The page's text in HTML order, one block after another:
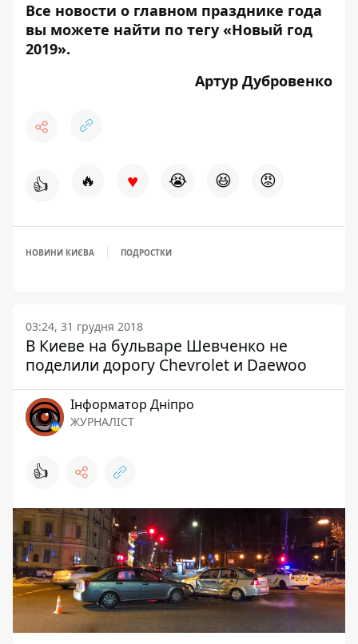
Все новости о главном празднике года
вы можете найти по тегу «Новый год
2019».
Артур Дубровенко
👍 🔥 ♥ 😭 😆 😡
НОВИНИ КИЄВА ПОДРОСТКИ
03:24, 31 грудня 2018
В Киеве на бульваре Шевченко не
поделили дорогу Chevrolet и Daewoo
Інформатор Дніпро
ЖУРНАЛІСТ
👍